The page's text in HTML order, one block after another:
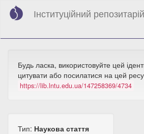
content
Інституційний
Будь ласка, використовуйте цей
цитувати або посилатися на цей
https://lib.lntu.edu.ua/147258369/4734
Тип: Наукова стаття